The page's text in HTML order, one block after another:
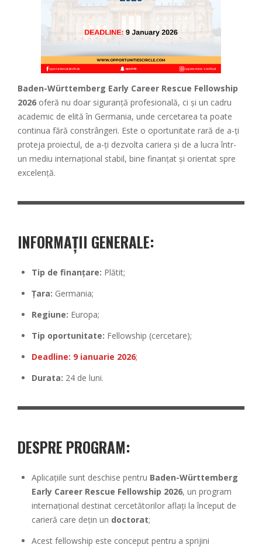
Baden-Württemberg Early Career Rescue Fellowship
2026 oferă nu doar siguranță profesională, ci și un cadru
academic de elită în Germania, unde cercetarea ta poate
continua fără constrângeri. Este o oportunitate rară de a-ți
proteja proiectul, de a-ți dezvolta cariera și de a lucra într-
un mediu internațional stabil, bine finanțat și orientat spre
excelență.
INFORMAȚII GENERALE:
Tip de finanțare: Plătit;
Țara: Germania;
Regiune: Europa;
Tip oportunitate: Fellowship (cercetare);
Deadline: 9 ianuarie 2026;
Durata: 24 de luni.
DESPRE PROGRAM:
Aplicațiile sunt deschise pentru Baden-Württemberg
Early Career Rescue Fellowship 2026, un program
internațional destinat cercetătorilor aflați la început de
carieră care dețin un doctorat;
Acest fellowship este conceput pentru a sprijini